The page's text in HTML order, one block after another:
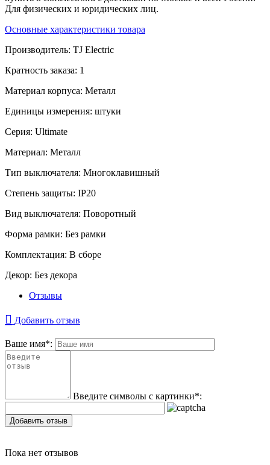
Для физических и юридических лиц.
Основные характеристики товара
Производитель: TJ Electric
Кратность заказа: 1
Материал корпуса: Металл
Единицы измерения: штуки
Серия: Ultimate
Материал: Металл
Тип выключателя: Многоклавишный
Степень защиты: IP20
Вид выключателя: Поворотный
Форма рамки: Без рамки
Комплектация: В сборе
Декор: Без декора
Отзывы
Добавить отзыв
Ваше имя*:
Введите символы с картинки*:
Добавить отзыв
Пока нет отзывов